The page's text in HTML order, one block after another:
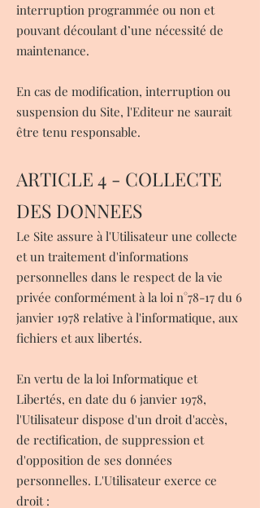
interruption programmée ou non et
pouvant découlant d’une nécessité de
maintenance.
En cas de modification, interruption ou
suspension du Site, l'Editeur ne saurait
être tenu responsable.
ARTICLE 4 - COLLECTE
DES DONNEES
Le Site assure à l'Utilisateur une collecte
et un traitement d'informations
personnelles dans le respect de la vie
privée conformément à la loi n°78-17 du 6
janvier 1978 relative à l'informatique, aux
fichiers et aux libertés.
En vertu de la loi Informatique et
Libertés, en date du 6 janvier 1978,
l'Utilisateur dispose d'un droit d'accès,
de rectification, de suppression et
d'opposition de ses données
personnelles. L'Utilisateur exerce ce
droit :